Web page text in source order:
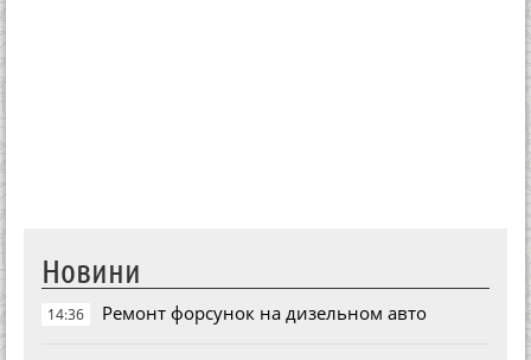
Новини
14:36 Ремонт форсунок на дизельном авто